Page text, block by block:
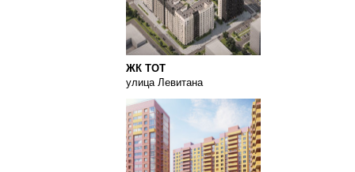
ЖК ТОТ
улица Левитана